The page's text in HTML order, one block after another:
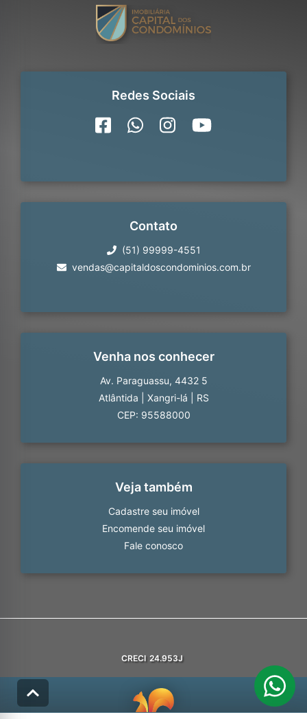
Redes Sociais
Contato
(51) 99999-4551
vendas@capitaldoscondominios.com.br
Venha nos conhecer
Av. Paraguassu, 4432 5
Atlântida
Xangri-lá
RS
CEP: 95588000
Veja também
Cadastre seu imóvel
Encomende seu imóvel
Fale conosco
CRECI 24.953J